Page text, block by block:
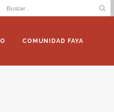
COMUNIDAD FAYA